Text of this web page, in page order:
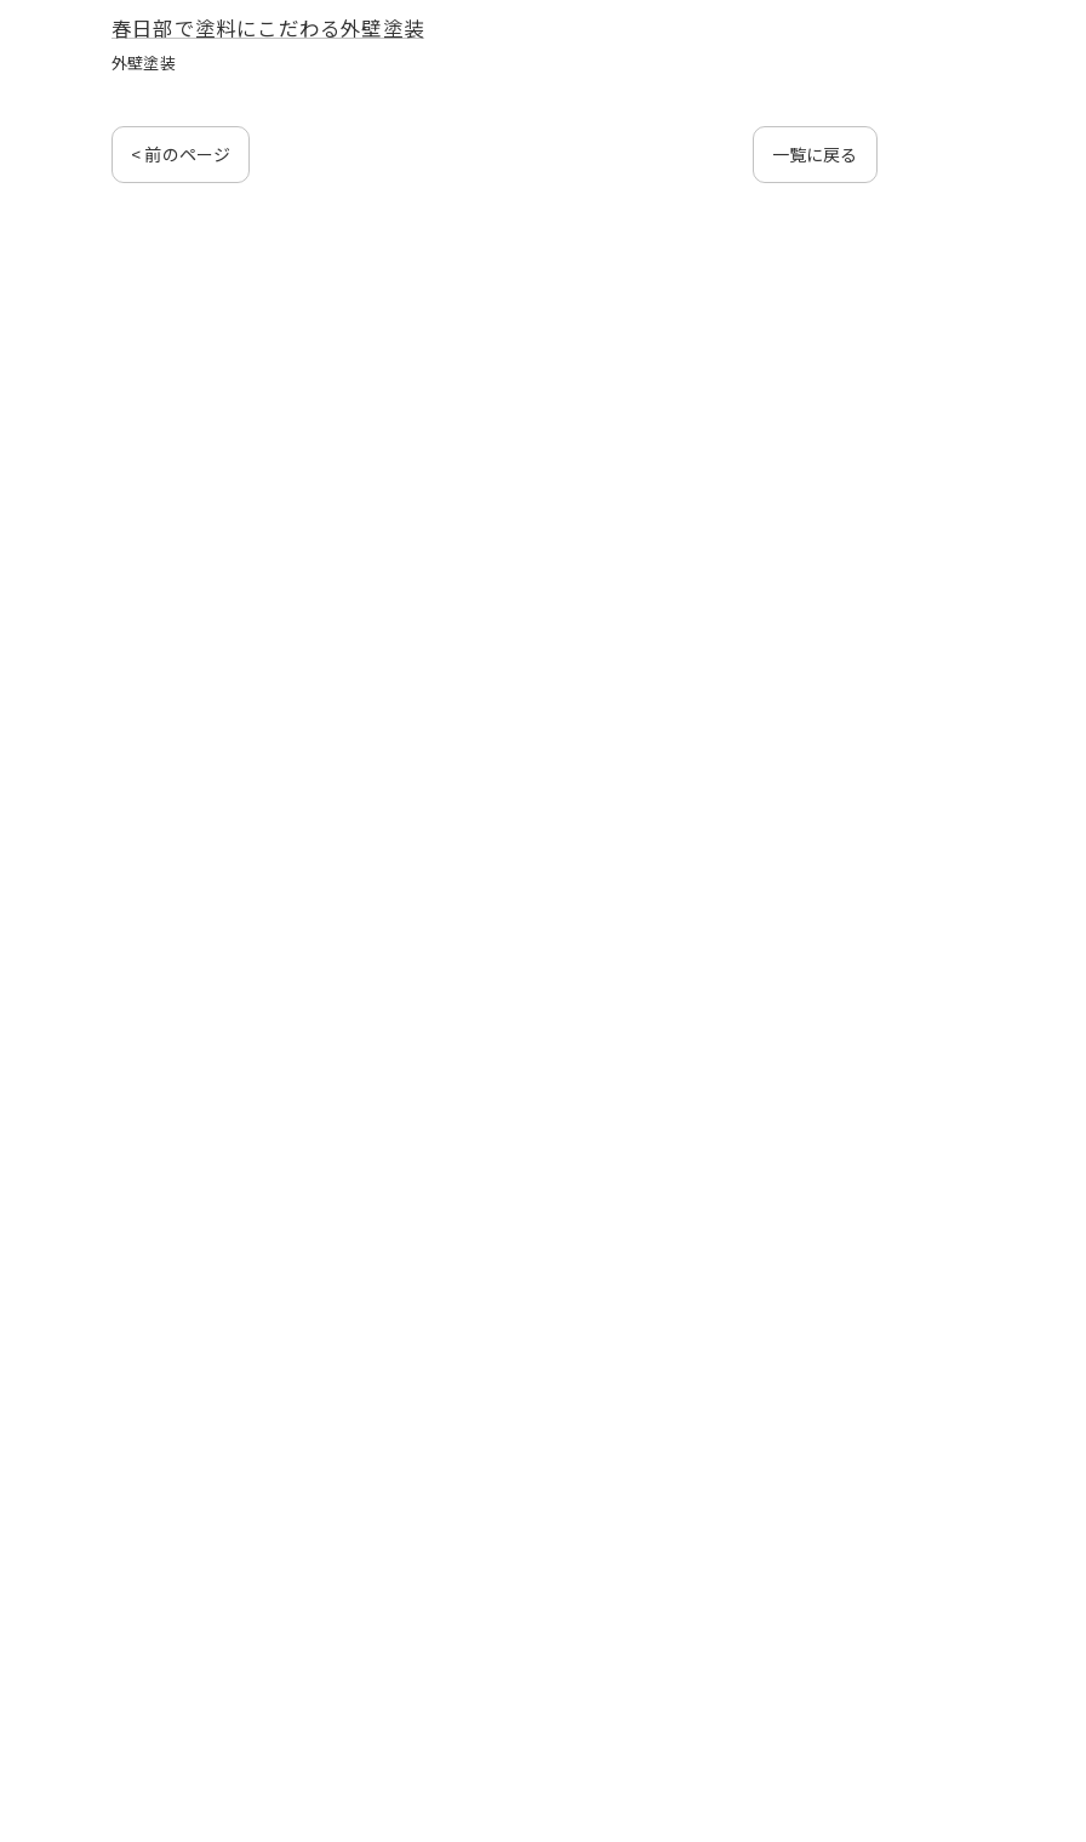
春日部で塗料にこだわる外壁塗装
外壁塗装
< 前のページ 一覧に戻る